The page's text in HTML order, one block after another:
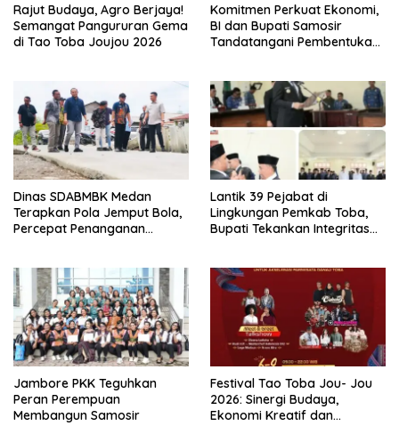
Rajut Budaya, Agro Berjaya!
Semangat Pangururan Gema
di Tao Toba Joujou 2026
Komitmen Perkuat Ekonomi,
BI dan Bupati Samosir
Tandatangani Pembentukan
Dinas SDABMBK Medan
Terapkan Pola Jemput Bola,
Percepat Penanganan
Lantik 39 Pejabat di
Lingkungan Pemkab Toba,
Bupati Tekankan Integritas
Jambore PKK Teguhkan
Peran Perempuan
Membangun Samosir
Festival Tao Toba Jou- Jou
2026: Sinergi Budaya,
Ekonomi Kreatif dan